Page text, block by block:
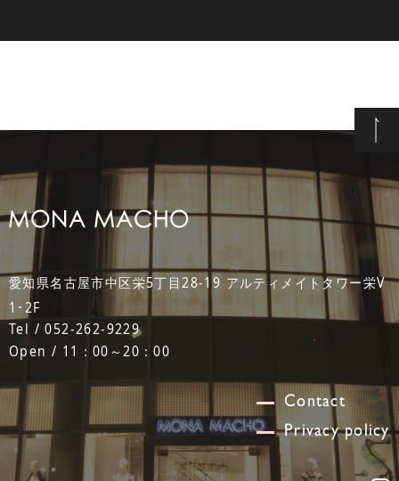
愛知県名古屋市中区栄5丁目28-19 アルティメイトタワー栄V
1･2F
Tel / 052-262-9229
Open / 11：00～20：00
Contact
Privacy policy